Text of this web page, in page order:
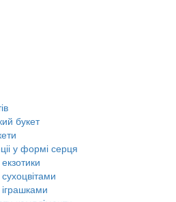
букет
у формі серця